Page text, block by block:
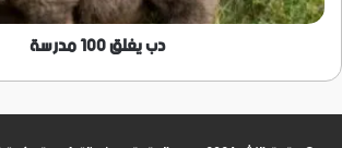
دب يغلق 100 مدرسة